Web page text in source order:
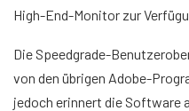
High-End-Monitor zur
Die Speedgrade-
von den übrigen Adobe-
jedoch erinnert die Software